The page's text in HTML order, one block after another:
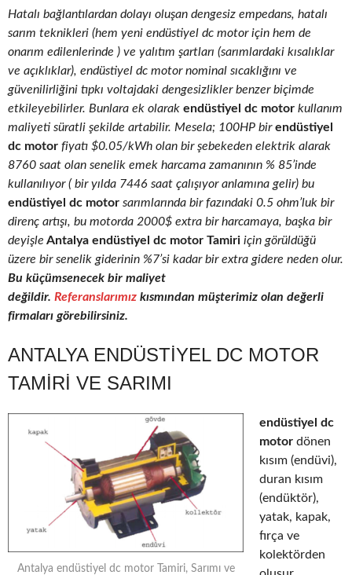
Hatalı bağlantılardan dolayı oluşan dengesiz empedans, hatalı
sarım teknikleri (hem yeni endüstiyel dc motor için hem de
onarım edilenlerinde ) ve yalıtım şartları (sarımlardaki kısalıklar
ve açıklıklar), endüstiyel dc motor nominal sıcaklığını ve
güvenilirliğini tıpkı voltajdaki dengesizlikler benzer biçimde
etkileyebilirler. Bunlara ek olarak endüstiyel dc motor kullanım
maliyeti süratli şekilde artabilir. Mesela; 100HP birendüstiyel
dc motor fiyatı $0.05/kWh olan bir şebekeden elektrik alarak
8760 saat olan senelik emek harcama zamanının % 85’inde
kullanılıyor ( bir yılda 7446 saat çalışıyor anlamına gelir) bu
endüstiyel dc motor sarımlarında bir fazındaki 0.5 ohm’luk bir
direnç artışı, bu motorda 2000$ extra bir harcamaya, başka bir
deyişle Antalya endüstiyel dc motor Tamiri için görüldüğü
üzere bir senelik giderinin %7’si kadar bir extra gidere neden olur.
Bu küçümsenecek bir maliyet
değildir. Referanslarımız kısmından müşterimiz olan değerli
firmaları görebilirsiniz.
ANTALYA ENDÜSTIYEL DC MOTOR
TAMIRI VE SARIMI
Antalya endüstiyel dc motor Tamiri, Sarımı ve
endüstiyel dc
motor dönen
kısım (endüvi),
duran kısım
(endüktör),
yatak, kapak,
fırça ve
kolektörden